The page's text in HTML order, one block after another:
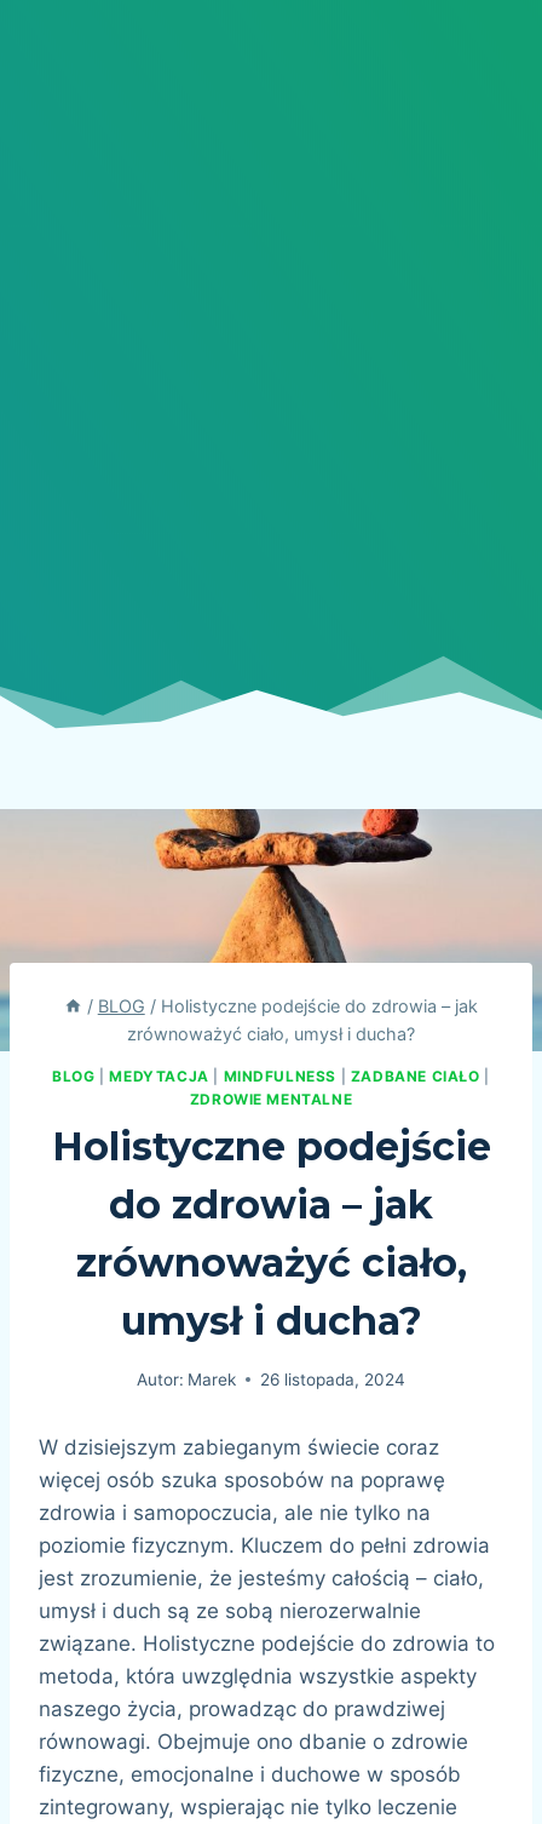
/ BLOG / Holistyczne podejście do zdrowia – jak
zrównoważyć ciało, umysł i ducha?
BLOG |MEDYTACJA MINDFULNESS ZADBANE CIAŁO
ZDROWIE MENTALNE
Holistyczne podejście
do zdrowia – jak
zrównoważyć ciało,
umysł i ducha?
Autor: Marek 26 listopada, 2024
W dzisiejszym zabieganym świecie coraz
więcej osób szuka sposobów na poprawę
zdrowia i samopoczucia, ale nie tylko na
poziomie fizycznym. Kluczem do pełni zdrowia
jest zrozumienie, że jesteśmy całością – ciało,
umysł i duch są ze sobą nierozerwalnie
związane. Holistyczne podejście do zdrowia to
metoda, która uwzględnia wszystkie aspekty
naszego życia, prowadząc do prawdziwej
równowagi. Obejmuje ono dbanie o zdrowie
fizyczne, emocjonalne i duchowe w sposób
zintegrowany, wspierając nie tylko leczenie